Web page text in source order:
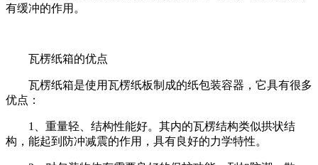
有缓冲的作用。
瓦楞纸箱的优点
瓦楞纸箱是使用瓦楞纸板制成的纸包装容器，它具有很多
优点：
1、重量轻、结构性能好。其内的瓦楞结构类似拱状结
构，能起到防冲减震的作用，具有良好的力学特性。